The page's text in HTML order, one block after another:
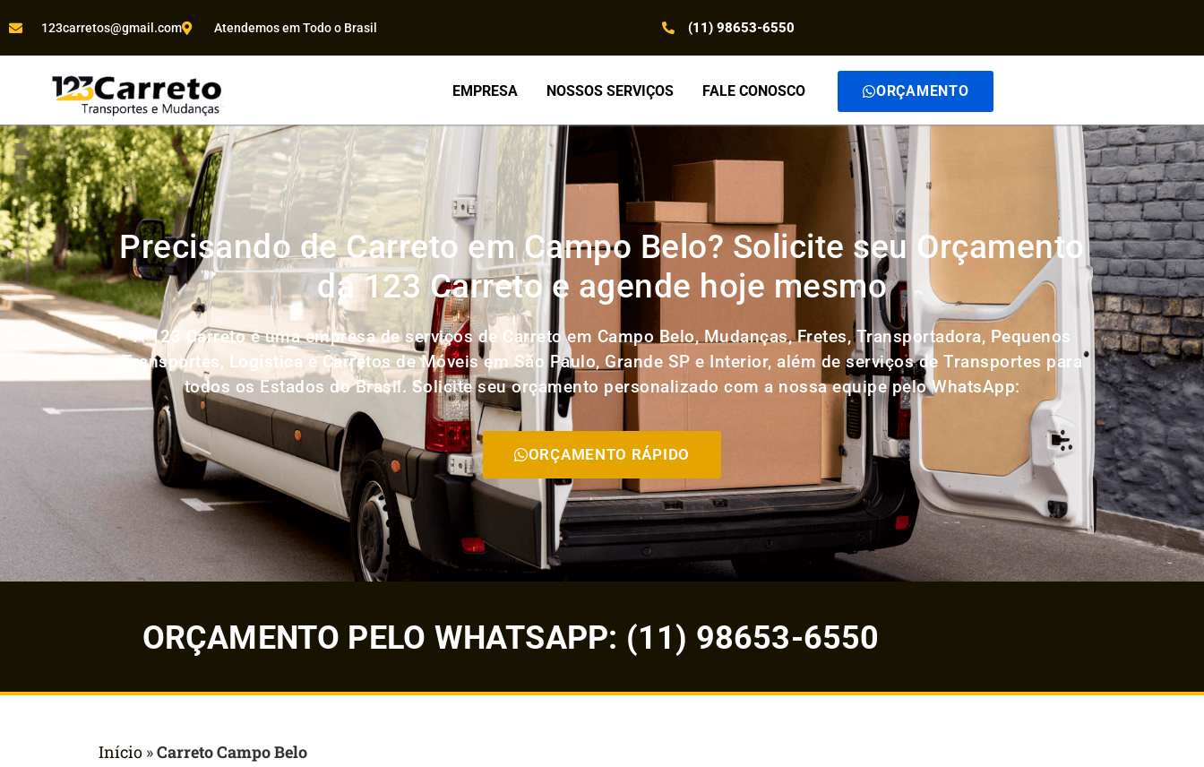
123carretos@gmail.com Atendemos em Todo o Brasil (11) 98653-6550
EMPRESA NOSSOS SERVIÇOS FALE CONOSCO ORÇAMENTO
Precisando de Carreto em Campo Belo? Solicite seu Orçamento
da 123 Carreto e agende hoje mesmo
A 123 Carreto é uma empresa de serviços de Carreto em Campo Belo, Mudanças, Fretes, Transportadora, Pequenos
Transportes, Logística e Carretos de Móveis em São Paulo, Grande SP e Interior, além de serviços de Transportes para
todos os Estados do Brasil. Solicite seu orçamento personalizado com a nossa equipe pelo WhatsApp:
ORÇAMENTO RÁPIDO
ORÇAMENTO PELO WHATSAPP: (11) 98653-6550
Início »Carreto Campo Belo